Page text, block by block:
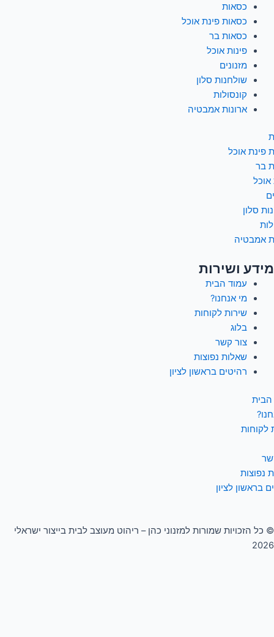
כסאות
כסאות פינת אוכל
כסאות בר
פינות אוכל
מזנונים
שולחנות סלון
קונסולות
ארונות אמבטיה
פינת אוכל
בר
אוכל
סלון
אמבטיה
מידע ושירות
עמוד הבית
מי אנחנו?
שירות לקוחות
בלוג
צור קשר
שאלות נפוצות
רהיטים בראשון לציון
הבית
לקוחות
נפוצות
בראשון לציון
© כל הזכויות שמורות למזנוני כהן – ריהוט מעוצב לבית בייצור ישראלי
2026